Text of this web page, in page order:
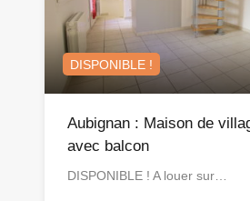
DISPONIBLE !
Aubignan : Maison de
avec balcon
DISPONIBLE ! A louer sur…